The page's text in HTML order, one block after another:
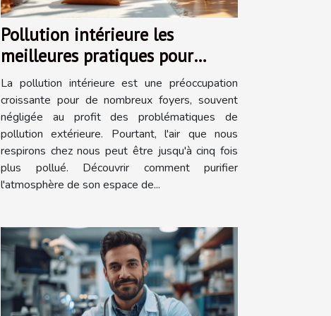
Pollution intérieure les
meilleures pratiques pour
assainir votre environnement
domestique
La pollution intérieure est une préoccupation
croissante pour de nombreux foyers, souvent
négligée au profit des problématiques de
pollution extérieure. Pourtant, l'air que nous
respirons chez nous peut être jusqu'à cinq fois
plus pollué. Découvrir comment purifier
l'atmosphère de son espace de...